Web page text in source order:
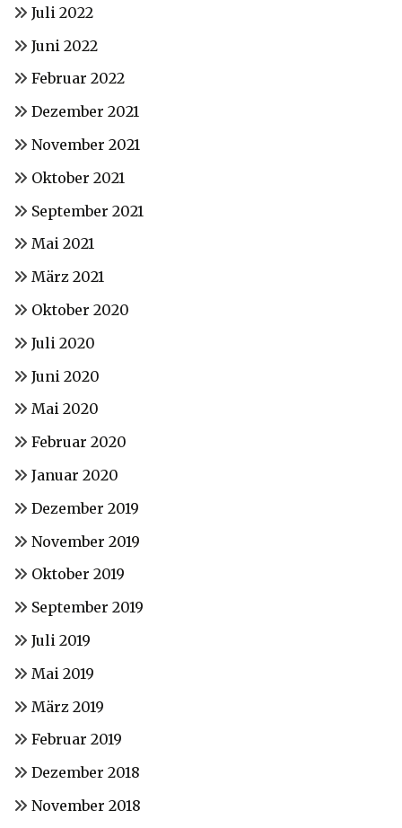
Juli 2022
Juni 2022
Februar 2022
Dezember 2021
November 2021
Oktober 2021
September 2021
Mai 2021
März 2021
Oktober 2020
Juli 2020
Juni 2020
Mai 2020
Februar 2020
Januar 2020
Dezember 2019
November 2019
Oktober 2019
September 2019
Juli 2019
Mai 2019
März 2019
Februar 2019
Dezember 2018
November 2018